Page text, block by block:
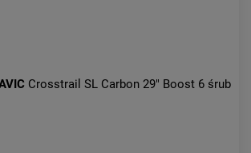
Crosstrail SL Carbon 29" Boost 6 śrub